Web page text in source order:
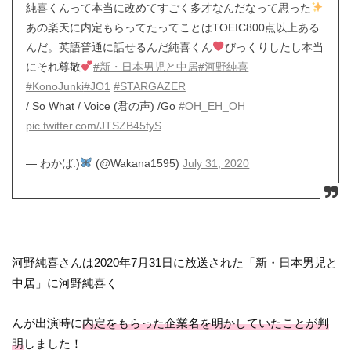
純喜くんって本当に改めてすごく多才なんだなって思った
あの楽天に内定もらってたってことはTOEIC800点以上ある
んだ。英語普通に話せるんだ純喜くん
びっくりしたし本当
にそれ尊敬
#新・日本男児と中居#河野純喜
#KonoJunki#JO1 #STARGAZER
/ So What / Voice (君の声) /Go #OH_EH_OH
pic.twitter.com/JTSZB45fyS
— わかば:) (@Wakana1595)July 31, 2020
河野純喜さんは2020年7月31日に放送された「新・日本男児と
中居」に河野純喜く
んが出演時に内定をもらった企業名を明かしていたことが判
明しました！